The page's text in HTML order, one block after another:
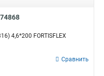
4,6*200 FORTISFLEX
Сравнить